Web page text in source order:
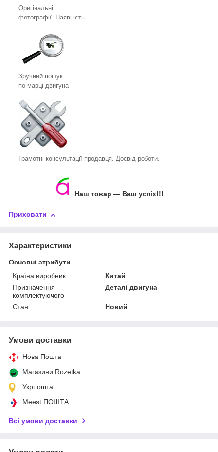
Оригінальні
фотографії. Наявність.
Зручний пошук
по марці двигуна
Грамотні консультації продавця. Досвід роботи.
Наш товар ― Ваш успіх!!!
Приховати
Характеристики
Основні атрибути
Країна виробник
Китай
Призначення
комплектуючого
Деталі двигуна
Стан Новий
Умови доставки
Нова Пошта
Магазини Rozetka
Укрпошта
Meest ПОШТА
Всі умови доставки